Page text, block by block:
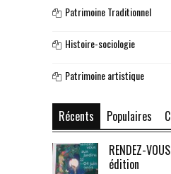
Patrimoine Traditionnel
Histoire-sociologie
Patrimoine artistique
Récents Populaires
RENDEZ-
édition